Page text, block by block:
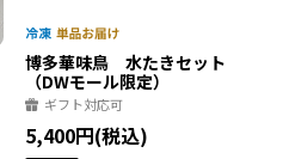
博多華味鳥 水たきセット
（DWモール限定）
ギフト対応可
5,400円(税込)